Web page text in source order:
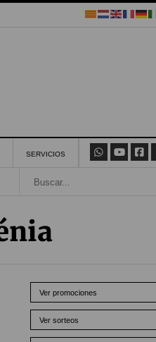
SERVICIOS
Ver promociones
Ver sorteos